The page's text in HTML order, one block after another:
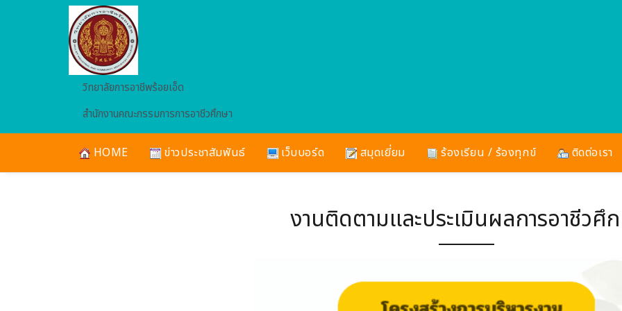
Skip to main content
วิทยาลัยการอาชีพร้อยเอ็ด
สำนักงานคณะกรรมการการอาชีวศึกษา
HOME ข่าวประชาสัมพันธ์ เว็บบอร์ด สมุดเยี่ยม ร้องเรียน / ร้องทุกข์ ติดต่อเรา
งานติดตามและประเมินผลการอาชีวศึ